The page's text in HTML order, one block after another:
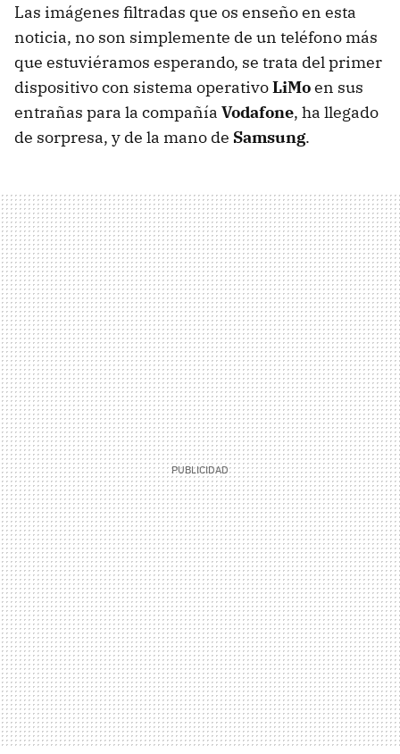
Las imágenes filtradas que os enseño en esta
noticia, no son simplemente de un teléfono más
que estuviéramos esperando, se trata del primer
dispositivo con sistema operativoLiMoen sus
entrañas para la compañía Vodafone, ha llegado
de sorpresa, y de la mano de Samsung.